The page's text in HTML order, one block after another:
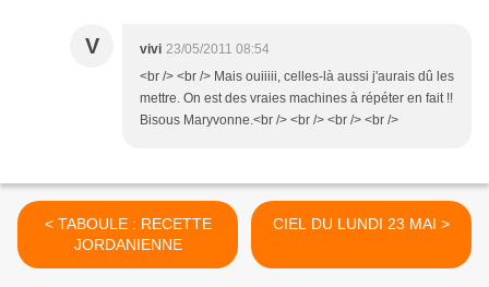
V vivi 23/05/2011 08:54
<br /> <br /> Mais ouiiiii, celles-là aussi j'aurais dû les
mettre. On est des vraies machines à répéter en fait !!
Bisous Maryvonne.<br /> <br /> <br /> <br />
< TABOULE : RECETTE
JORDANIENNE
CIEL DU LUNDI 23 MAI >